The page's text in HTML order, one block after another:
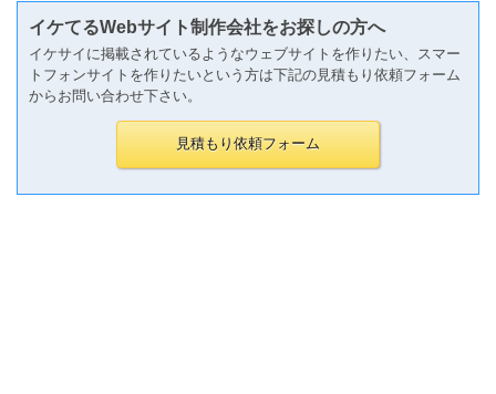
イケてるWebサイト制作会社をお探しの方へ
イケサイに掲載されているようなウェブサイトを作りたい、スマー
トフォンサイトを作りたいという方は下記の見積もり依頼フォーム
からお問い合わせ下さい。